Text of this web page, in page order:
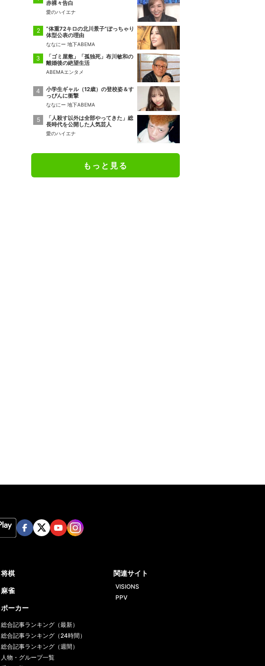
赤裸々告白
愛のハイエナ
“体重72キロの北川景子”ぽっちゃり
体型公表の理由
ななにー 地下ABEMA
「ゴミ屋敷」「孤独死」布川敏和の
離婚後の絶望生活
ABEMAエンタメ
小学生ギャル（12歳）の登校姿＆す
っぴんに衝撃
ななにー 地下ABEMA
「人殺す以外は全部やってきた」総
長時代を公開した人気芸人
愛のハイエナ
もっと見る
将棋
麻雀
ポーカー
総合記事ランキング（最新）
総合記事ランキング（24時間）
総合記事ランキング（週間）
人物・グループ一覧
関連サイト
VISIONS
PPV